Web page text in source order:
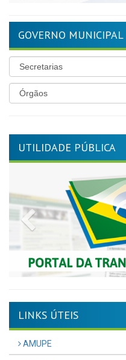
GOVERNO MUNICIPAL
UTILIDADE PÚBLICA
Previous
LINKS ÚTEIS
AMUPE